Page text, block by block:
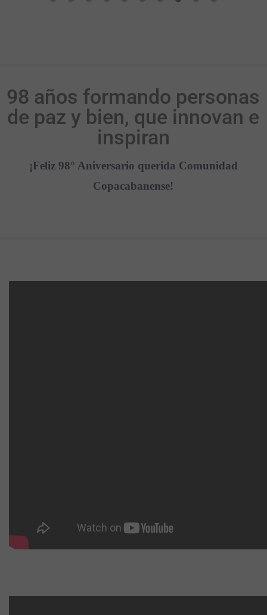
98 años formando personas
de paz y bien, que innovan e
inspiran
¡Feliz 98° Aniversario querida Comunidad
Copacabanense!